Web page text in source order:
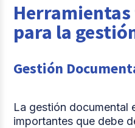
para la
Gestión
La gestión documental
importantes que debe